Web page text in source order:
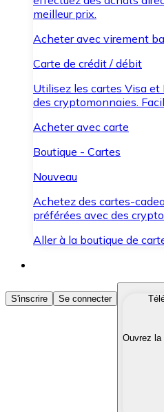
meilleur prix.
Acheter avec virement
Carte de crédit / débit
Utilisez les cartes Visa
des cryptomonnaies.
Acheter avec carte
Boutique - Cartes
Nouveau
Achetez des cartes-
préférées avec des
Aller à la boutique de
Acheter des
Achetez les
Convertissez vos
S'inscrire Se connecter
Ouvrez la